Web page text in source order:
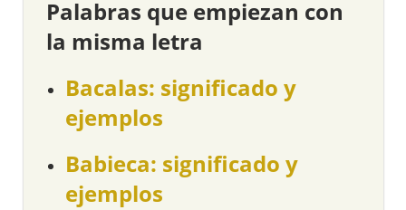
Palabras que empiezan con
la misma letra
Bacalas: significado y
ejemplos
Babieca: significado y
ejemplos